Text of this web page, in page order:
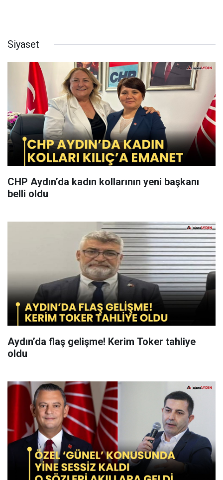
Siyaset
CHP Aydın’da kadın kollarının yeni başkanı
belli oldu
Aydın’da flaş gelişme! Kerim Toker tahliye
oldu